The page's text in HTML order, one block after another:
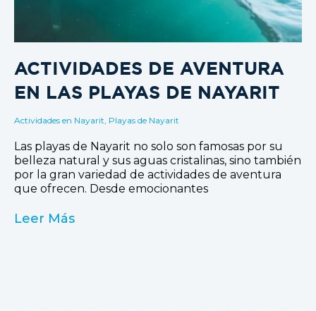
ACTIVIDADES DE AVENTURA
EN LAS PLAYAS DE NAYARIT
Actividades en Nayarit, Playas de Nayarit
Las playas de Nayarit no solo son famosas por su
belleza natural y sus aguas cristalinas, sino también
por la gran variedad de actividades de aventura
que ofrecen. Desde emocionantes
Leer Más